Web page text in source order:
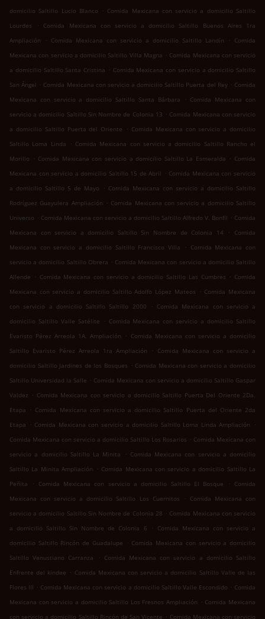
domicilio Saltillo Lucio Blanco
. Comida Mexicana con servicio a domicilio Saltillo
Lourdes
.
Comida Mexicana con servicio a domicilio Saltillo Buenos Aires 1ra
Ampliación
. Comida Mexicana con servicio a domicilio Saltillo Landín . Comida
Mexicana con servicio a domicilio Saltillo Villa Magna . Comida Mexicana con servicio
a domicilio Saltillo Santa Cristina . Comida Mexicana con servicio a domicilio Saltillo
San Ángel . Comida Mexicana con servicio a domicilio Saltillo Puerta del Rey . Comida
Mexicana con servicio a domicilio Saltillo Santa Bárbara
. Comida Mexicana con
servicio a domicilio Saltillo Sin Nombre de Colonia 13 . Comida Mexicana con servicio
a domicilio Saltillo Puerta del Oriente
. Comida Mexicana con servicio a domicilio
Saltillo Loma Linda
. Comida Mexicana con servicio a domicilio Saltillo Rancho el
Morillo
. Comida Mexicana con servicio a domicilio Saltillo La Esmeralda . Comida
Mexicana con servicio a domicilio Saltillo 15 de Abril . Comida Mexicana con servicio
a domicilio Saltillo 5 de Mayo
. Comida Mexicana con servicio a domicilio Saltillo
Rodríguez Guayulera Ampliación . Comida Mexicana con servicio a domicilio Saltillo
Universo . Comida Mexicana con servicio a domicilio Saltillo Alfredo V. Bonfil . Comida
Mexicana con servicio a domicilio Saltillo Sin Nombre de Colonia 14
.
Comida
Mexicana con servicio a domicilio Saltillo Francisco Villa
. Comida Mexicana con
servicio a domicilio Saltillo Obrera . Comida Mexicana con servicio a domicilio Saltillo
Allende
. Comida Mexicana con servicio a domicilio Saltillo Las Cumbres . Comida
Mexicana con servicio a domicilio Saltillo Adolfo López Mateos
. Comida Mexicana
con servicio a domicilio Saltillo Saltillo 2000
. Comida Mexicana con servicio a
domicilio Saltillo Valle Satélite
. Comida Mexicana con servicio a domicilio Saltillo
Evaristo Pérez Arreola 1A. Ampliación
. Comida Mexicana con servicio a domicilio
Saltillo Evaristo Pérez Arreola 1ra Ampliación
. Comida Mexicana con servicio a
domicilio Saltillo Jardines de los Bosques . Comida Mexicana con servicio a domicilio
Saltillo Universidad la Salle . Comida Mexicana con servicio a domicilio Saltillo Gaspar
Valdez . Comida Mexicana con servicio a domicilio Saltillo Puerta Del Oriente 2Da.
Etapa
. Comida Mexicana con servicio a domicilio Saltillo Puerta del Oriente 2da
Etapa
. Comida Mexicana con servicio a domicilio Saltillo Loma Linda Ampliación
.
Comida Mexicana con servicio a domicilio Saltillo Los Rosarios . Comida Mexicana con
servicio a domicilio Saltillo La Minita
. Comida Mexicana con servicio a domicilio
Saltillo La Minita Ampliación
. Comida Mexicana con servicio a domicilio Saltillo La
Peñita
. Comida Mexicana con servicio a domicilio Saltillo El Bosque . Comida
Mexicana con servicio a domicilio Saltillo Los Cuernitos
. Comida Mexicana con
servicio a domicilio Saltillo Sin Nombre de Colonia 28 . Comida Mexicana con servicio
a domicilio Saltillo Sin Nombre de Colonia 6
. Comida Mexicana con servicio a
domicilio Saltillo Rincón de Guadalupe
. Comida Mexicana con servicio a domicilio
Saltillo Venustiano Carranza
. Comida Mexicana con servicio a domicilio Saltillo
Enfrente del kindee . Comida Mexicana con servicio a domicilio Saltillo Valle de las
Flores III . Comida Mexicana con servicio a domicilio Saltillo Valle Escondido . Comida
Mexicana con servicio a domicilio Saltillo Los Fresnos Ampliación . Comida Mexicana
con servicio a domicilio Saltillo Rincón de San Vicente . Comida Mexicana con servicio